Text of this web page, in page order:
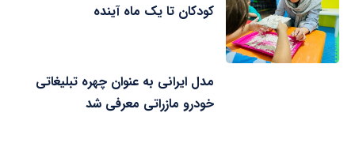
کودکان تا یک ماه آینده
مدل ایرانی به عنوان چهره تبلیغاتی
خودرو مازراتی معرفی شد